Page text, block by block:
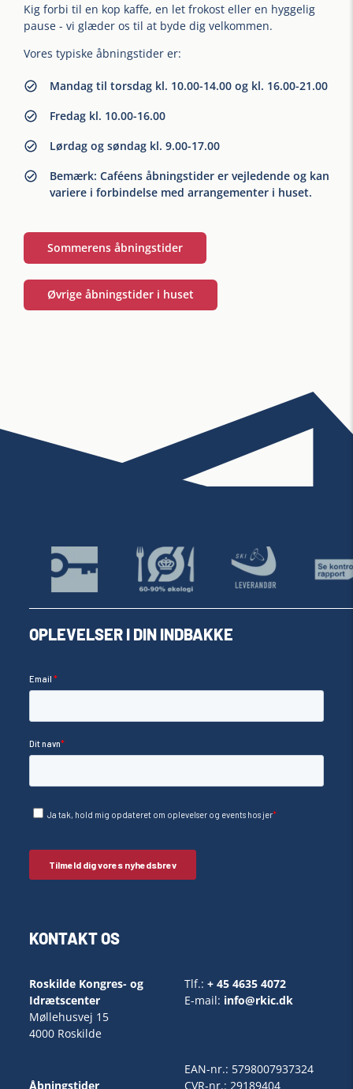
Kig forbi til en kop kaffe, en let frokost eller en hyggelig
pause - vi glæder os til at byde dig velkommen.
Vores typiske åbningstider er:
Mandag til torsdag kl. 10.00-14.00 og kl. 16.00-21.00
Fredag kl. 10.00-16.00
Lørdag og søndag kl. 9.00-17.00
Bemærk: Caféens åbningstider er vejledende og kan
variere i forbindelse med arrangementer i huset.
Sommerens åbningstider
Øvrige åbningstider i huset
KONTAKT OS
Roskilde Kongres- og
Idrætscenter
Møllehusvej 15
4000 Roskilde
Tlf.: + 45 4635 4072
E-mail: info@rkic.dk
Åbningstider
EAN-nr.: 5798007937324
CVR-nr.: 29189404
OPLEVELSER I DIN INDBAKKE